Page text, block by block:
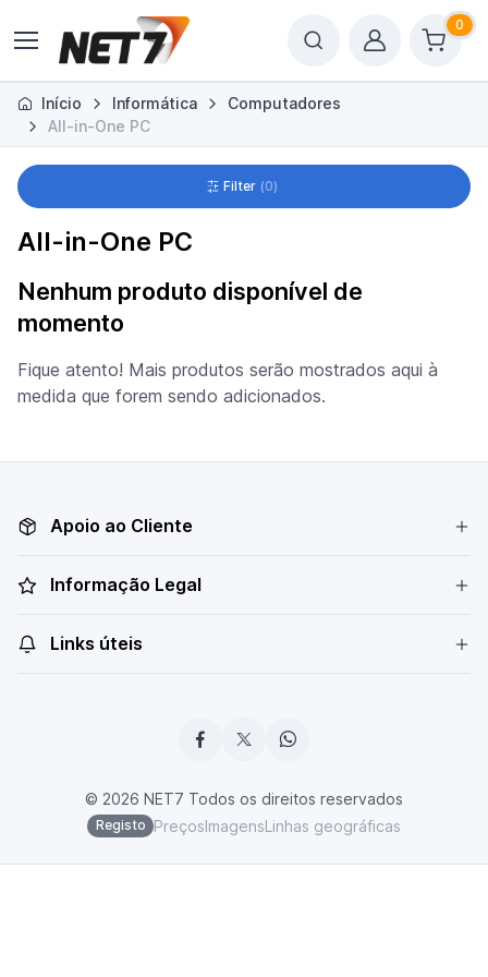
0
Início Informática
Computadores
All-in-One PC
Filter 0
All-in-One PC
Nenhum produto disponível de
momento
Fique atento! Mais produtos serão mostrados aqui à
medida que forem sendo adicionados.
Apoio ao Cliente
Informação Legal
Links úteis
© 2026 NET7 Todos os direitos reservados
Registo PreçosImagensLinhas geográficas